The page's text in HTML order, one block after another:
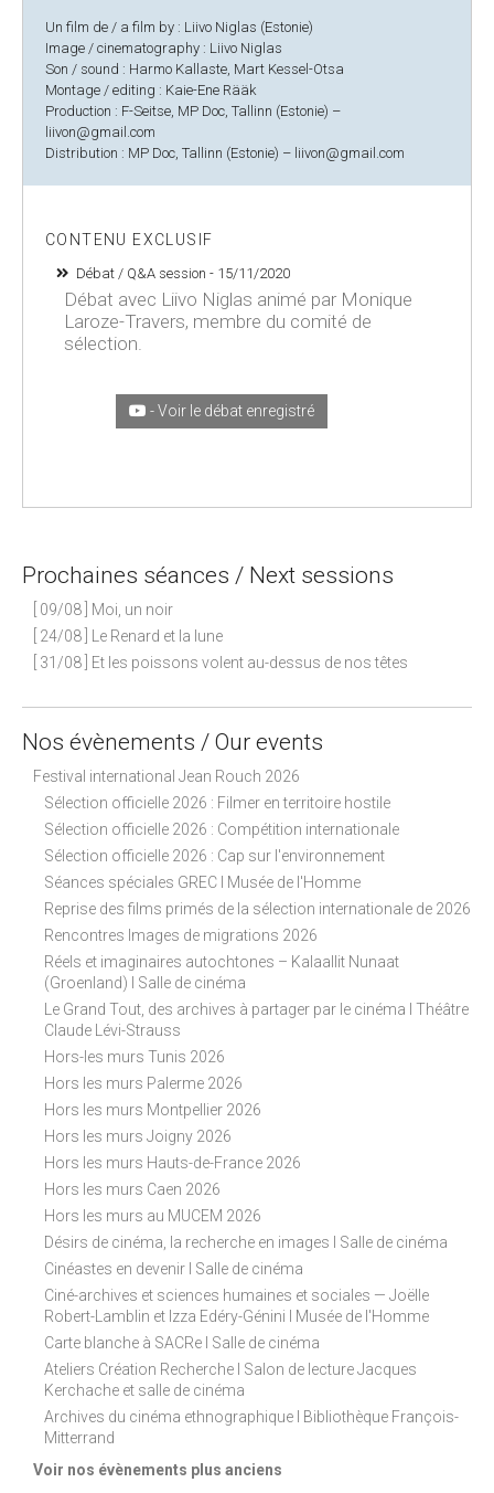
Un film de / a film by : Liivo Niglas (Estonie)
Image / cinematography : Liivo Niglas
Son / sound : Harmo Kallaste, Mart Kessel-Otsa
Montage / editing : Kaie-Ene Rääk
Production : F-Seitse, MP Doc, Tallinn (Estonie) –
liivon@gmail.com
Distribution : MP Doc, Tallinn (Estonie) – liivon@gmail.com
CONTENU EXCLUSIF
Débat / Q&A session - 15/11/2020
Débat avec Liivo Niglas animé par Monique
Laroze-Travers, membre du comité de
sélection.
- Voir le débat enregistré
Prochaines séances / Next sessions
[ 09/08 ] Moi, un noir
[ 24/08 ] Le Renard et la lune
[ 31/08 ] Et les poissons volent au-dessus de nos têtes
Nos évènements / Our events
Festival international Jean Rouch 2026
Sélection officielle 2026 : Filmer en territoire hostile
Sélection officielle 2026 : Compétition internationale
Sélection officielle 2026 : Cap sur l'environnement
Séances spéciales GREC I Musée de l'Homme
Reprise des films primés de la sélection internationale de 2026
Rencontres Images de migrations 2026
Réels et imaginaires autochtones – Kalaallit Nunaat
(Groenland) I Salle de cinéma
Le Grand Tout, des archives à partager par le cinéma I Théâtre
Claude Lévi-Strauss
Hors-les murs Tunis 2026
Hors les murs Palerme 2026
Hors les murs Montpellier 2026
Hors les murs Joigny 2026
Hors les murs Hauts-de-France 2026
Hors les murs Caen 2026
Hors les murs au MUCEM 2026
Désirs de cinéma, la recherche en images I Salle de cinéma
Cinéastes en devenir I Salle de cinéma
Ciné-archives et sciences humaines et sociales — Joëlle
Robert-Lamblin et Izza Edéry-Génini I Musée de l'Homme
Carte blanche à SACRe I Salle de cinéma
Ateliers Création Recherche I Salon de lecture Jacques
Kerchache et salle de cinéma
Archives du cinéma ethnographique I Bibliothèque François-
Mitterrand
Voir nos évènements plus anciens